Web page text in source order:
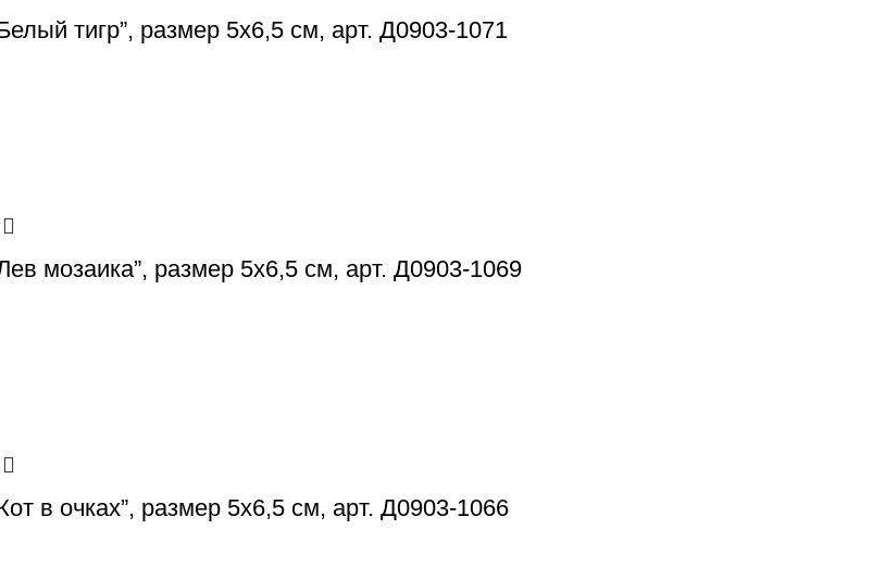
тигр”, размер 5х6,5 см, арт. Д0903-1071
мозаика”, размер 5х6,5 см, арт. Д0903-1069
в очках”, размер 5х6,5 см, арт. Д0903-1066